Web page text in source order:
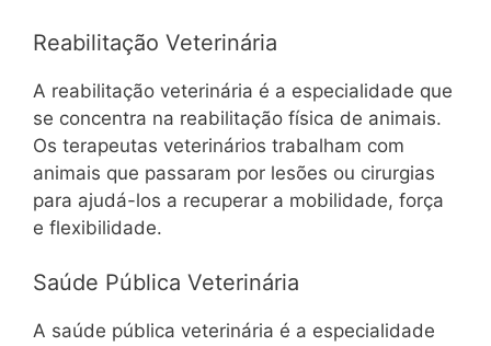
Reabilitação Veterinária
A reabilitação veterinária é a especialidade que
se concentra na reabilitação física de animais.
Os terapeutas veterinários trabalham com
animais que passaram por lesões ou cirurgias
para ajudá-los a recuperar a mobilidade, força
e flexibilidade.
Saúde Pública Veterinária
A saúde pública veterinária é a especialidade